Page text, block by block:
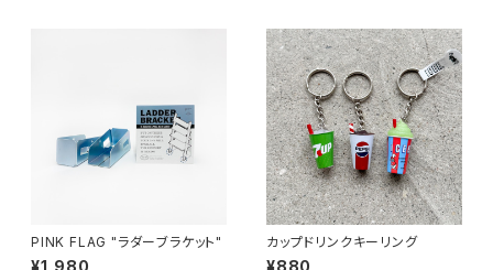
PINK FLAG "ラダーブラケット"
¥1,980
カップドリンクキーリング
¥880